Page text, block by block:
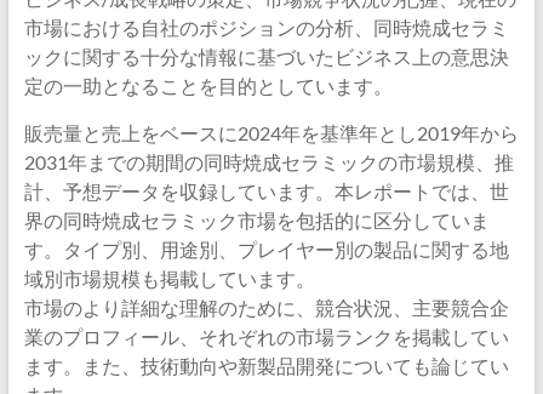
市場における自社のポジションの分析、同時焼成セラミ
ックに関する十分な情報に基づいたビジネス上の意思決
定の一助となることを目的としています。
販売量と売上をベースに2024年を基準年とし2019年から
2031年までの期間の同時焼成セラミックの市場規模、推
計、予想データを収録しています。本レポートでは、世
界の同時焼成セラミック市場を包括的に区分していま
す。タイプ別、用途別、プレイヤー別の製品に関する地
域別市場規模も掲載しています。
市場のより詳細な理解のために、競合状況、主要競合企
業のプロフィール、それぞれの市場ランクを掲載してい
ます。また、技術動向や新製品開発についても論じてい